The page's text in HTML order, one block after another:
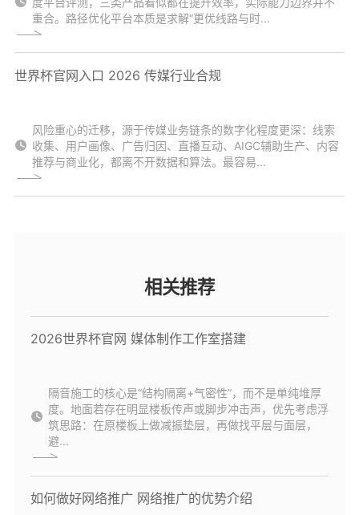
重合。路径优化平台本质是求解“更优线路与时...
世界杯官网入口 2026 传媒行业合规
风险重心的迁移，源于传媒业务链条的数字化程度更深：线索
收集、用户画像、广告归因、直播互动、AIGC辅助生产、内容
推荐与商业化，都离不开数据和算法。最容易...
相关推荐
2026世界杯官网 媒体制作工作室搭建
隔音施工的核心是“结构隔离+气密性”，而不是单纯堆厚
度。地面若存在明显楼板传声或脚步冲击声，优先考虑浮
筑思路：在原楼板上做减振垫层，再做找平层与面层，
避...
如何做好网络推广 网络推广的优势介绍